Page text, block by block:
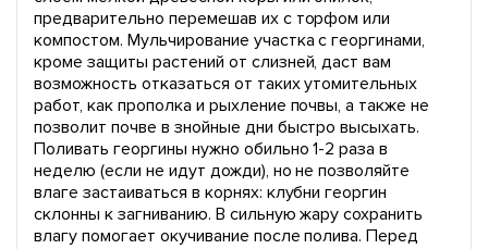
предварительно перемешав их с торфом или
компостом. Мульчирование участка с георгинами,
кроме защиты растений от слизней, даст вам
возможность отказаться от таких утомительных
работ, как прополка и рыхление почвы, а также не
позволит почве в знойные дни быстро высыхать.
Поливать георгины нужно обильно 1-2 раза в
неделю (если не идут дожди), но не позволяйте
влаге застаиваться в корнях: клубни георгин
склонны к загниванию. В сильную жару сохранить
влагу помогает окучивание после полива. Перед